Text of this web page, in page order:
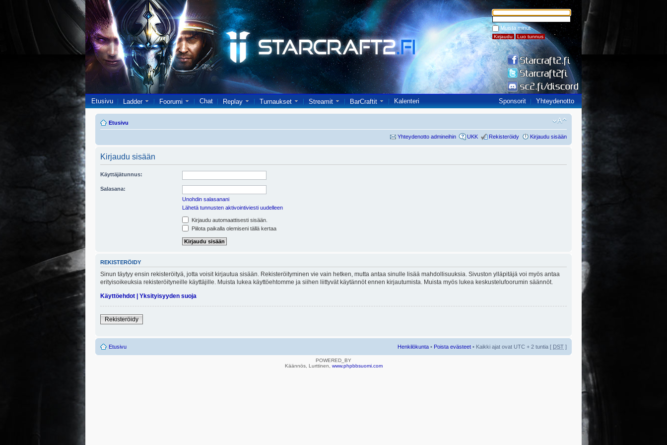
Muista minut
Etusivu Ladder Foorumi Chat Replay Turnaukset Streamit BarCraftit Kalenteri Sponsorit Yhteydenotto
Etusivu
Yhteydenotto admineihin UKK Rekisteröidy Kirjaudu sisään
Kirjaudu sisään
Käyttäjätunnus:
Salasana:
Unohdin salasanani
Lähetä tunnusten aktivointiviesti uudelleen
Kirjaudu automaattisesti sisään.
Piilota paikalla olemiseni tällä kertaa
REKISTERÖIDY
Sinun täytyy ensin rekisteröityä, jotta voisit kirjautua sisään. Rekisteröityminen vie vain hetken, mutta antaa sinulle lisää mahdollisuuksia. Sivuston ylläpitäjä voi myös antaa
erityisoikeuksia rekisteröityneille käyttäjille. Muista lukea käyttöehtomme ja siihen liittyvät käytännöt ennen kirjautumista. Muista myös lukea keskustelufoorumin säännöt.
Käyttöehdot | Yksityisyyden suoja
Rekisteröidy
Etusivu Henkilökunta • Poista evästeet • Kaikki ajat ovat UTC + 2 tuntia [ DST ]
POWERED_BY
Käännös, Lurttinen, www.phpbbsuomi.com